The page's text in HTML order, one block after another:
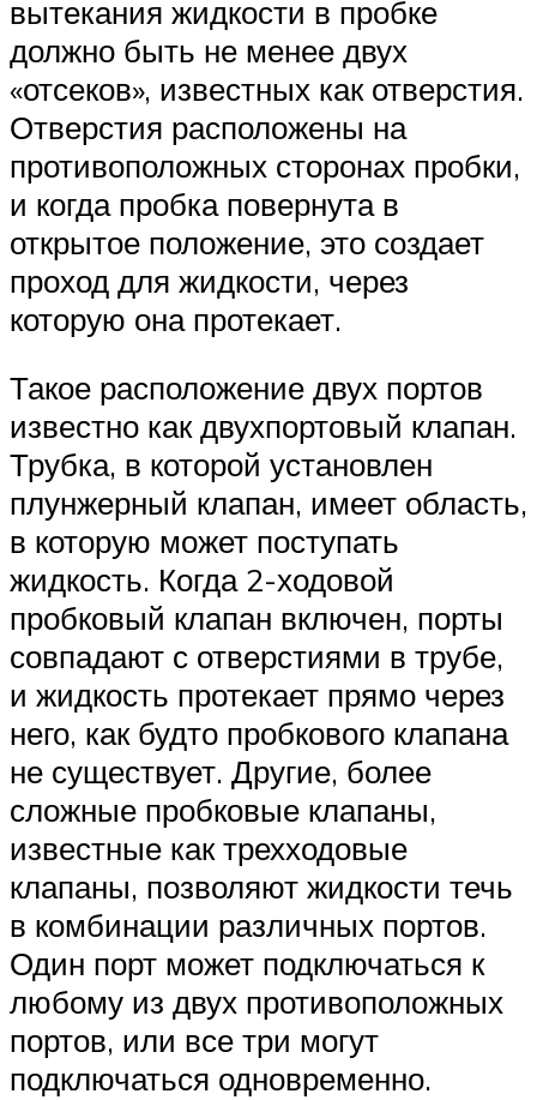
Меню
вытекания жидкости в пробке
должно быть не менее двух
«отсеков», известных как отверстия.
Отверстия расположены на
противоположных сторонах пробки,
и когда пробка повернута в
открытое положение, это создает
проход для жидкости, через
которую она протекает.
Такое расположение двух портов
известно как двухпортовый клапан.
Трубка, в которой установлен
плунжерный клапан, имеет область,
в которую может поступать
жидкость. Когда 2-ходовой
пробковый клапан включен, порты
совпадают с отверстиями в трубе,
и жидкость протекает прямо через
него, как будто пробкового клапана
не существует. Другие, более
сложные пробковые клапаны,
известные как трехходовые
клапаны, позволяют жидкости течь
в комбинации различных портов.
Один порт может подключаться к
любому из двух противоположных
портов, или все три могут
подключаться одновременно.